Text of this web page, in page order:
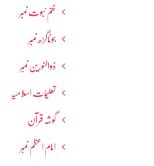
ختم نبوت نمبر
جوناگڑھ نمبر
ذوالنورین نمبر
تعلیماتِ اسلامیہ
گوشہ قرآن
امام اعظم نمبر